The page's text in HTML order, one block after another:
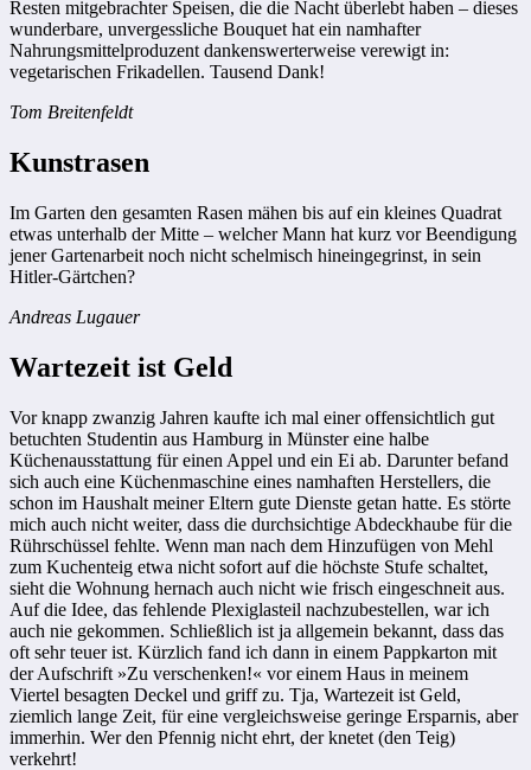
Resten mitgebrachter Speisen, die die Nacht überlebt haben – dieses
wunderbare, unvergessliche Bouquet hat ein namhafter
Nahrungsmittelproduzent dankenswerterweise verewigt in:
vegetarischen Frikadellen. Tausend Dank!
Tom Breitenfeldt
Kunstrasen
Im Garten den gesamten Rasen mähen bis auf ein kleines Quadrat
etwas unterhalb der Mitte – welcher Mann hat kurz vor Beendigung
jener Gartenarbeit noch nicht schelmisch hineingegrinst, in sein
Hitler-Gärtchen?
Andreas Lugauer
Wartezeit ist Geld
Vor knapp zwanzig Jahren kaufte ich mal einer offensichtlich gut
betuchten Studentin aus Hamburg in Münster eine halbe
Küchenausstattung für einen Appel und ein Ei ab. Darunter befand
sich auch eine Küchenmaschine eines namhaften Herstellers, die
schon im Haushalt meiner Eltern gute Dienste getan hatte. Es störte
mich auch nicht weiter, dass die durchsichtige Abdeckhaube für die
Rührschüssel fehlte. Wenn man nach dem Hinzufügen von Mehl
zum Kuchenteig etwa nicht sofort auf die höchste Stufe schaltet,
sieht die Wohnung hernach auch nicht wie frisch eingeschneit aus.
Auf die Idee, das fehlende Plexiglasteil nachzubestellen, war ich
auch nie gekommen. Schließlich ist ja allgemein bekannt, dass das
oft sehr teuer ist. Kürzlich fand ich dann in einem Pappkarton mit
der Aufschrift »Zu verschenken!« vor einem Haus in meinem
Viertel besagten Deckel und griff zu. Tja, Wartezeit ist Geld,
ziemlich lange Zeit, für eine vergleichsweise geringe Ersparnis, aber
immerhin. Wer den Pfennig nicht ehrt, der knetet (den Teig)
verkehrt!